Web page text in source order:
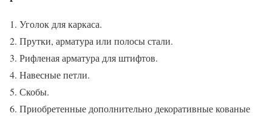
Уголок для каркаса.
Прутки, арматура или полосы стали.
Рифленая арматура для штифтов.
Навесные петли.
Скобы.
Приобретенные дополнительно декоративные кованые